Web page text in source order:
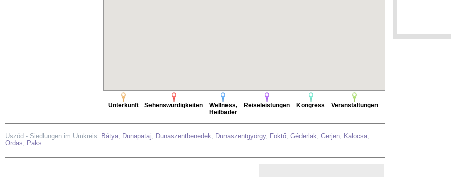
Unterkunft Sehenswürdigkeiten
Wellness,
Heilbäder
Reiseleistungen Kongress Veranstaltungen
Uszód - Siedlungen im Umkreis: Bátya, Dunapataj, Dunaszentbenedek, Dunaszentgyörgy, Foktő, Géderlak, Gerjen, Kalocsa,
Ordas, Paks